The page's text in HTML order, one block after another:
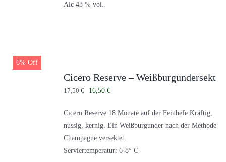
Alc 43 % vol.
6% Off
Cicero Reserve – Weißburgundersekt
17,50€
Ursprünglicher
war:
17,50 €
16,50 €Aktueller
ist:
16,50 €.
Cicero Reserve 18 Monate auf der Feinhefe Kräftig,
nussig, kernig. Ein Weißburgunder nach der Methode
Champagne versektet.
Serviertemperatur: 6-8° C